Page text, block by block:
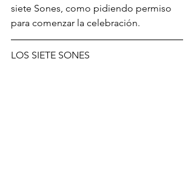
siete Sones, como pidiendo permiso
para comenzar la celebración.
LOS SIETE SONES